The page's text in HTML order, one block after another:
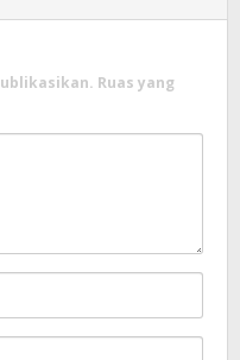
Ruas yang